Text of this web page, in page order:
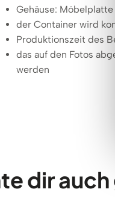
Gehäuse:
der Container wird
Produktionszeit des
das auf den Fotos
werden
dir